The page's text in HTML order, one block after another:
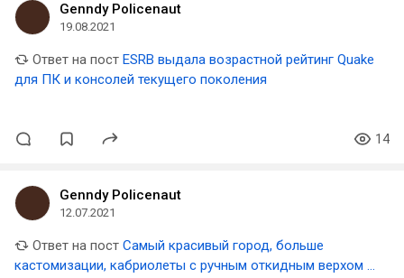
Genndy Policenaut
19.08.2021
Ответ на пост ESRB выдала возрастной рейтинг Quake
для ПК и консолей текущего поколения
14
Genndy Policenaut
12.07.2021
Ответ на пост Самый красивый город, больше
кастомизации, кабриолеты с ручным откидным верхом и